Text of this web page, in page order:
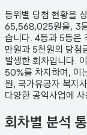
등위별 당첨 현황을
65,568,025원을, 3
습니다. 4등과 5등은
만원과 5천원의 당첨
발생한 회차입니다.
50%를 차지하며, 이
원, 국가유공자 복지
다양한 공익사업에
회차별 분석